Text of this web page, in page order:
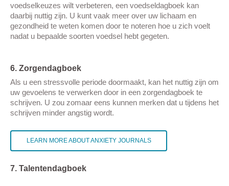
voedselkeuzes wilt verbeteren, een voedseldagboek kan
daarbij nuttig zijn. U kunt vaak meer over uw lichaam en
gezondheid te weten komen door te noteren hoe u zich voelt
nadat u bepaalde soorten voedsel hebt gegeten.
6. Zorgendagboek
Als u een stressvolle periode doormaakt, kan het nuttig zijn om
uw gevoelens te verwerken door in een zorgendagboek te
schrijven. U zou zomaar eens kunnen merken dat u tijdens het
schrijven minder angstig wordt.
LEARN MORE ABOUT ANXIETY JOURNALS
7. Talentendagboek